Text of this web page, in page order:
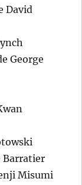
David
George
Barratier
Misumi